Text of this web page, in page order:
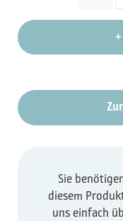
+
Sie
diesem
uns einfach